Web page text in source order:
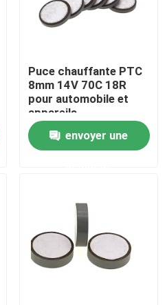
Puce chauffante PTC
8mm 14V 70C 18R
pour automobile et
appareils
électroménagers
envoyer une